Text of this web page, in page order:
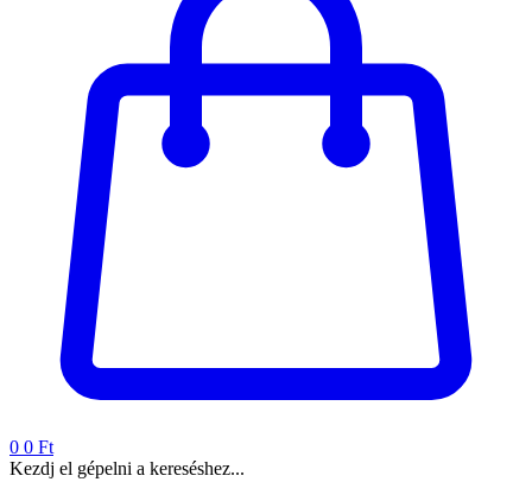
0 0 Ft
Kezdj el gépelni a kereséshez...